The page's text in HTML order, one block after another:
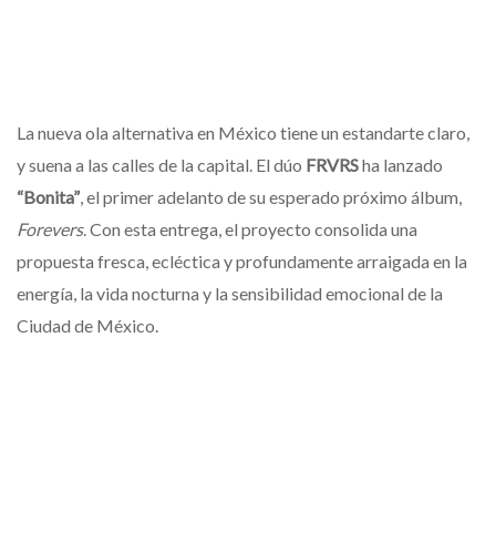
La nueva ola alternativa en México tiene un estandarte claro,
y suena a las calles de la capital. El dúo FRVRSha lanzado
“Bonita”, el primer adelanto de su esperado próximo álbum,
Forevers. Con esta entrega, el proyecto consolida una
propuesta fresca, ecléctica y profundamente arraigada en la
energía, la vida nocturna y la sensibilidad emocional de la
Ciudad de México.